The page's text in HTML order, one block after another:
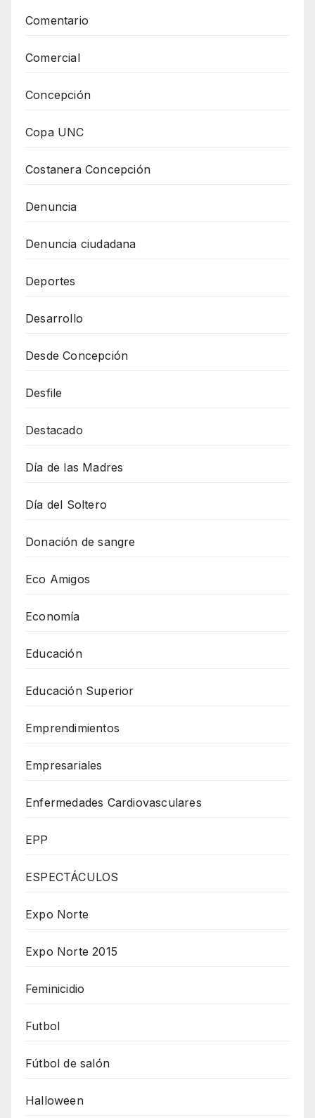
Comentario
Comercial
Concepción
Copa UNC
Costanera Concepción
Denuncia
Denuncia ciudadana
Deportes
Desarrollo
Desde Concepción
Desfile
Destacado
Día de las Madres
Día del Soltero
Donación de sangre
Eco Amigos
Economía
Educación
Educación Superior
Emprendimientos
Empresariales
Enfermedades Cardiovasculares
EPP
ESPECTÁCULOS
Expo Norte
Expo Norte 2015
Feminicidio
Futbol
Fútbol de salón
Halloween